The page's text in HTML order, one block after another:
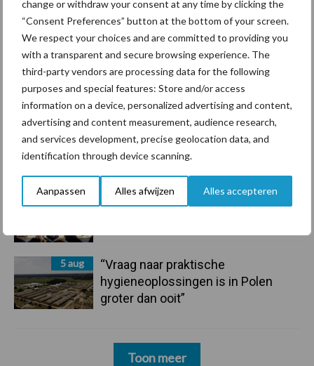
change or withdraw your consent at any time by clicking the
“Consent Preferences” button at the bottom of your screen.
We respect your choices and are committed to providing you
with a transparent and secure browsing experience. The
third-party vendors are processing data for the following
purposes and special features: Store and/or access
information on a device, personalized advertising and content,
advertising and content measurement, audience research,
and services development, precise geolocation data, and
identification through device scanning.
Aanpassen Alles afwijzen Alles accepteren
handel in de greep
7 aug
De speenhuid: een vaak
onderschatte risicofactor voor
mastitis
6 aug
ForFarmers ziet volume en
marktaandeel groeien in krimpende
Nederlandse markt
6 aug
Tien praktische tips voor een
5 aug
“Vraag naar praktische
hygieneoplossingen is in Polen
groter dan ooit”
Toon meer